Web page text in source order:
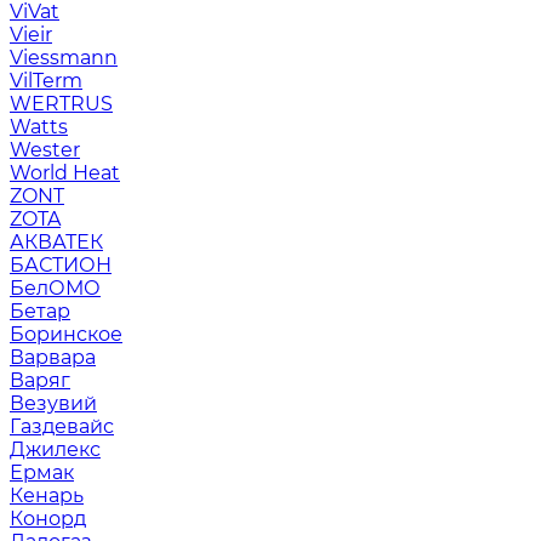
ViVat
Vieir
Viessmann
VilTerm
WERTRUS
Watts
Wester
World Heat
ZONT
ZOTA
АКВАТЕК
БАСТИОН
БелОМО
Бетар
Боринское
Варвара
Варяг
Везувий
Газдевайс
Джилекс
Ермак
Кенарь
Конорд